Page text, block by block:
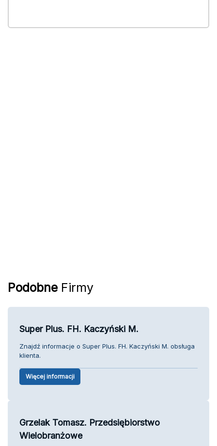
Podobne Firmy
Super Plus. FH. Kaczyński M.
Znajdź informacje o Super Plus. FH. Kaczyński M. obsługa
klienta.
Więcej informacji
Grzelak Tomasz. Przedsiębiorstwo
Wielobranżowe